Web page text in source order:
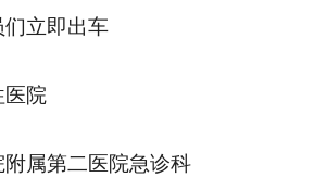
立即出车
医院
附属第二医院急诊科